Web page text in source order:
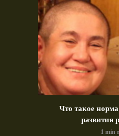
Что такое
развития
1 min